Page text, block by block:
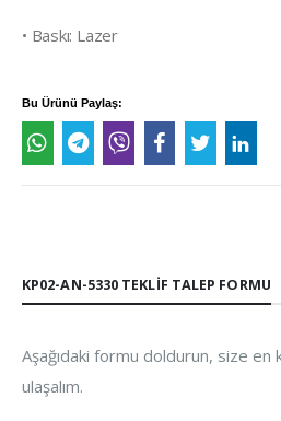
• Baskı: Lazer
Bu Ürünü Paylaş:
KP02-AN-5330 TEKLIF TALEP FORMU
Aşağıdaki formu doldurun, size en
ulaşalım.